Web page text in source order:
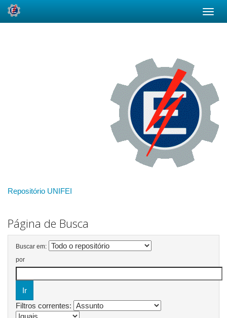
Repositório UNIFEI
Página de Busca
Buscar em:
por
Filtros correntes: